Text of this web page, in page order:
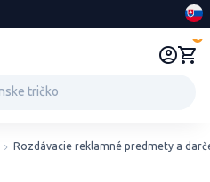
Rozdávacie reklamné predmety a